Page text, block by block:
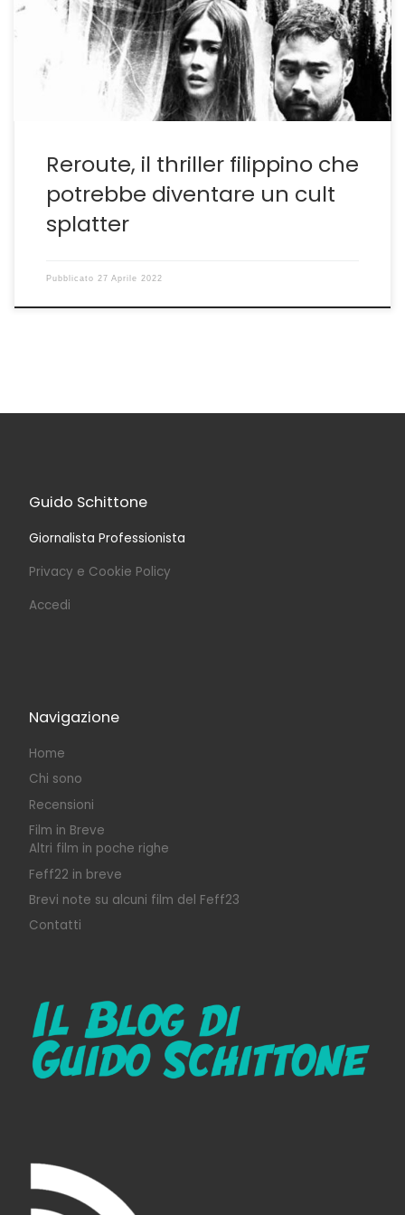
questo film del filippino Lawrence Fajardo presentato al
Feff24 destinato a dividere per i suoi eccessi-peraltro
controllati- e la sua violenza psicologica. […]
Reroute, il thriller filippino che
potrebbe diventare un cult
splatter
Pubblicato 27 Aprile 2022
Guido Schittone
Giornalista Professionista
Privacy e Cookie Policy
Accedi
Navigazione
Home
Chi sono
Recensioni
Film in Breve
Altri film in poche righe
Feff22 in breve
Brevi note su alcuni film del Feff23
Contatti